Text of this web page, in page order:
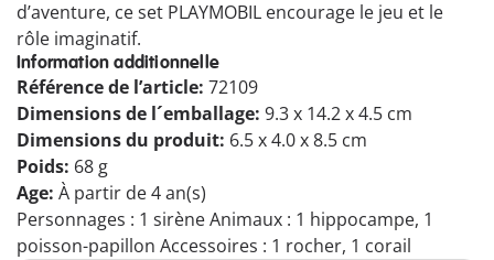
d’aventure, ce set PLAYMOBIL encourage le jeu et le
rôle imaginatif.
Information additionnelle
Référence de l’article: 72109
Dimensions de l´emballage: 9.3 x 14.2 x 4.5 cm
Dimensions du produit: 6.5 x 4.0 x 8.5 cm
Poids: 68 g
Age: À partir de 4 an(s)
Personnages : 1 sirène Animaux : 1 hippocampe, 1
poisson-papillon Accessoires : 1 rocher, 1 corail